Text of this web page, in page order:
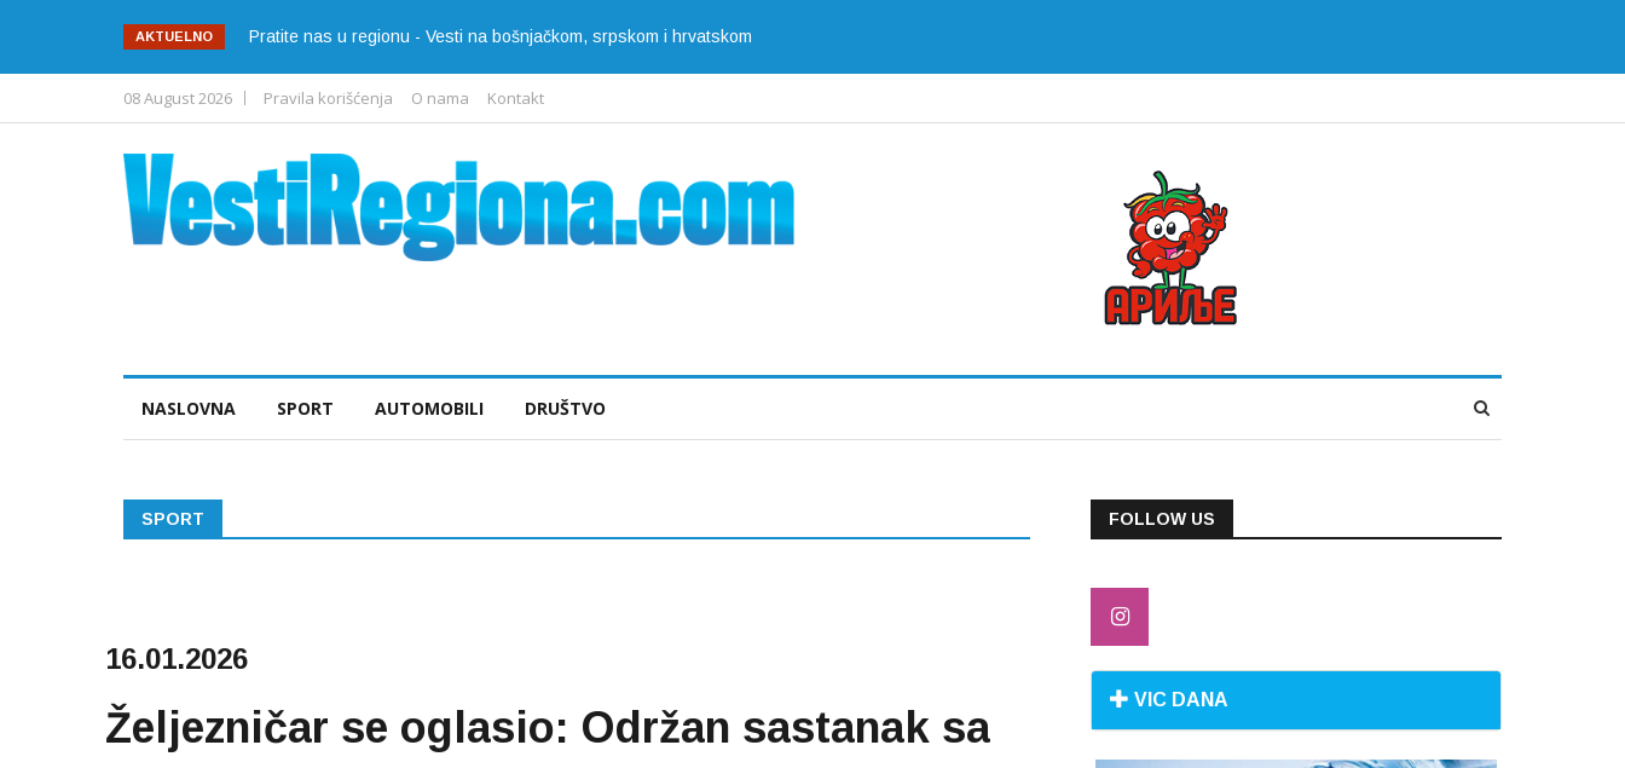
AKTUELNO Pratite nas u regionu - Vesti na bošnjačkom, srpskom i hrvatskom
08 August 2026 Pravila korišćenja O nama Kontakt
NASLOVNA SPORT AUTOMOBILI DRUŠTVO
SPORT
16.01.2026
Željezničar se oglasio: Održan sastanak sa
FOLLOW US
VIC DANA